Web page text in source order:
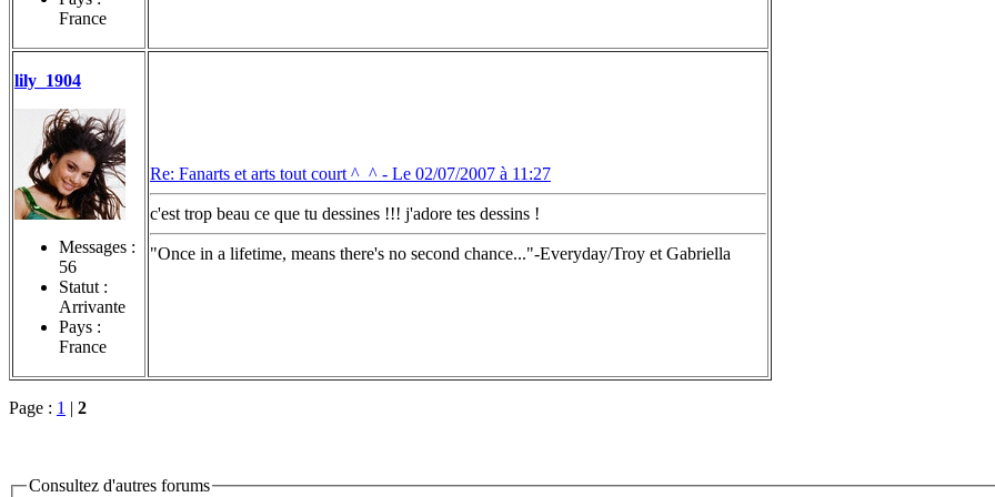
France
lily_1904
Messages :
56
Statut :
Arrivante
Pays :
France
Re: Fanarts et arts tout court ^_^ - Le 02/07/2007 à 11:27
c'est trop beau ce que tu dessines !!! j'adore tes dessins !
"Once in a lifetime, means there's no second chance..."-Everyday/Troy et Gabriella
Page : 1 | 2
Consultez d'autres forums